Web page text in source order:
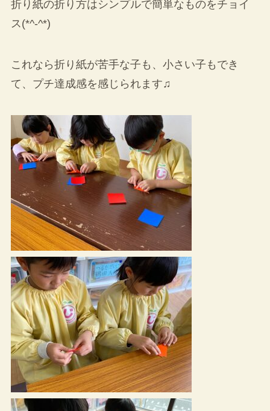
折り紙の折り方はシンプルで簡単なものをチョイ
ス(*^-^*)
これなら折り紙が苦手な子も、小さい子もでき
て、プチ達成感を感じられます♫